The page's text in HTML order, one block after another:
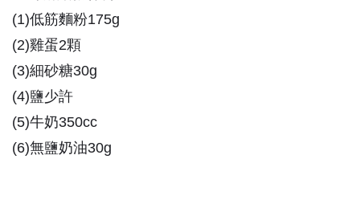
(1)低筋麵粉175g
(2)雞蛋2顆
(3)細砂糖30g
(4)鹽少許
(5)牛奶350cc
(6)無鹽奶油30g